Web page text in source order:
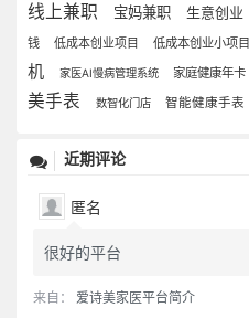
线上兼职
宝妈兼职 生意创业
钱
低成本创业项目 低成本创业小项目
机
家医AI慢病管理系统 家庭健康年卡
美手表
数智化门店 智能健康手表
近期评论
匿名
很好的平台
来自： 爱诗美家医平台简介